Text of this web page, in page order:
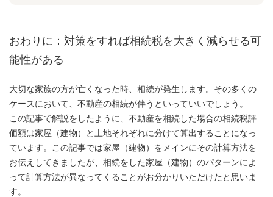
おわりに：対策をすれば相続税を大きく減らせる可
能性がある
大切な家族の方が亡くなった時、相続が発生します。その多くの
ケースにおいて、不動産の相続が伴うといっていいでしょう。
この記事で解説をしたように、不動産を相続した場合の相続税評
価額は家屋（建物）と土地それぞれに分けて算出することになっ
ています。この記事では家屋（建物）をメインにその計算方法を
お伝えしてきましたが、相続をした家屋（建物）のパターンによ
って計算方法が異なってくることがお分かりいただけたと思いま
す。